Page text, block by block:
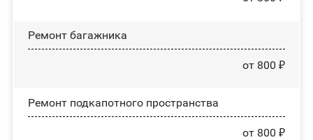
Ремонт багажника
от 800 ₽
Ремонт подкапотного пространства
от 800 ₽